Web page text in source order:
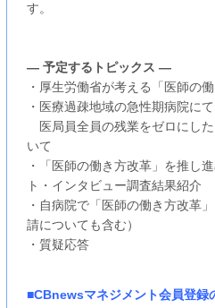
す。
― 予定するトピックス ―
・厚生労働省が考える「医師の
・医療過疎地域の急性期病院に
医局員全員の残業をゼロにし
いて
・「医師の働き方改革」を推し
ト・インタビュー調査結果紹介
・自病院で「医師の働き方改革
請についても含む）
・質疑応答
■CBnewsマネジメント会員登録